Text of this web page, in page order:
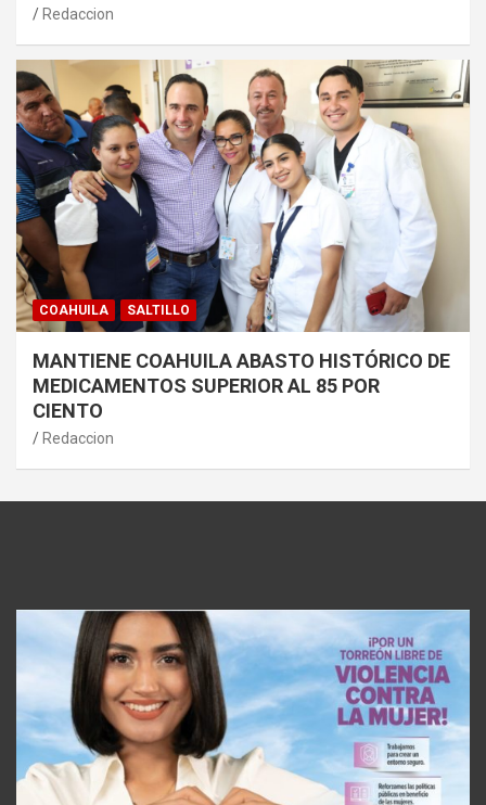
Redaccion
COAHUILA SALTILLO
MANTIENE COAHUILA ABASTO HISTÓRICO DE
MEDICAMENTOS SUPERIOR AL 85 POR
CIENTO
Redaccion